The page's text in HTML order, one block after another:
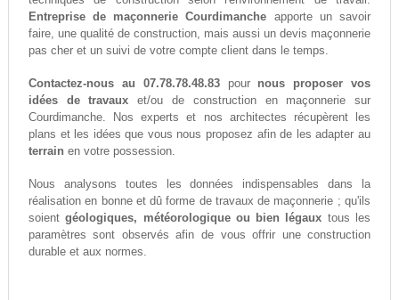
Entreprise de maçonnerie Courdimanche apporte un savoir
faire, une qualité de construction, mais aussi un devis maçonnerie
pas cher et un suivi de votre compte client dans le temps.
Contactez-nous au 07.78.78.48.83pour nous proposer vos
idées de travaux et/ou de construction en maçonnerie sur
Courdimanche. Nos experts et nos architectes récupèrent les
plans et les idées que vous nous proposez afin de les adapter au
terrain en votre possession.
Nous analysons toutes les données indispensables dans la
réalisation en bonne et dû forme de travaux de maçonnerie ; qu'ils
soientgéologiques, météorologique ou bien légaux tous les
paramètres sont observés afin de vous offrir une construction
durable et aux normes.